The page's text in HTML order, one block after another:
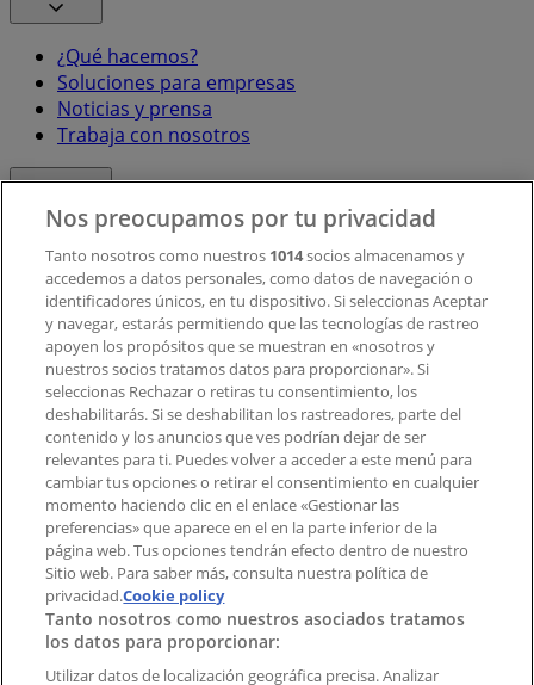
¿Qué hacemos?
Soluciones para empresas
Noticias y prensa
Trabaja con nosotros
Contacto comercial y de marketing
Tienda mal colocada en el mapa
Notificar un folleto
¿Encontraste un problema en la web o en la
aplicación?
Índices
Marcas
Marcas locales
Negocios
Negocios cercanos
Productos
Productos locales
Nos preocupamos por tu privacidad
Tanto nosotros como nuestros 1014socios almacenamos y
accedemos a datos personales, como datos de navegación o
identificadores únicos, en tu dispositivo. Si seleccionas Aceptar
y navegar, estarás permitiendo que las tecnologías de rastreo
apoyen los propósitos que se muestran en «nosotros y
nuestros socios tratamos datos para proporcionar». Si
seleccionas Rechazar o retiras tu consentimiento, los
deshabilitarás. Si se deshabilitan los rastreadores, parte del
contenido y los anuncios que ves podrían dejar de ser
relevantes para ti. Puedes volver a acceder a este menú para
cambiar tus opciones o retirar el consentimiento en cualquier
momento haciendo clic en el enlace «Gestionar las
preferencias» que aparece en el en la parte inferior de la
página web. Tus opciones tendrán efecto dentro de nuestro
Sitio web. Para saber más, consulta nuestra política de
privacidad.Cookie policy
Tanto nosotros como nuestros asociados tratamos
los datos para proporcionar:
Utilizar datos de localización geográfica precisa. Analizar